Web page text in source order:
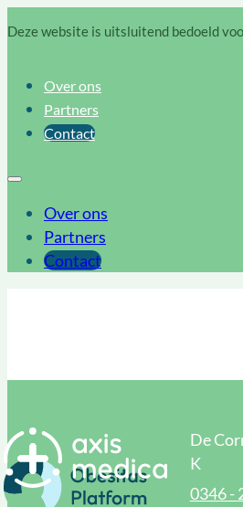
Deze website is uitsluitend bedoeld
Over ons
Partners
Contact
Over ons
Partners
Contact
De
K
0346 -